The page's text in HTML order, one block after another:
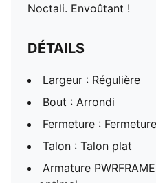
Noctali. Envoûtant !
DÉTAILS
Largeur : Régulière
Bout : Arrondi
Fermeture :
Talon : Talon plat
Armature